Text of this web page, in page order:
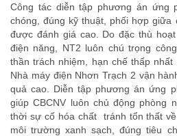
Công tác diễn tập phương án ứng
chóng, đúng kỹ thuật, phối hợp giữa
được đánh giá cao. Do đặc thù
điện năng, NT2 luôn chú trọng
thần trách nhiệm, hạn chế thấp
Nhà máy điện Nhơn Trạch 2 vận
quả cao. Diễn tập phương án ứng
giúp CBCNV luôn chủ động phòng
thời sự cố hóa chất tránh tổn thất
môi trường xanh sạch, đúng tiêu